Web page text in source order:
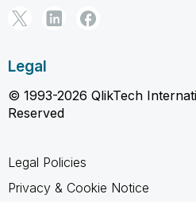
Legal
© 1993-2026 QlikTech
Reserved
Legal Policies
Privacy & Cookie Notice